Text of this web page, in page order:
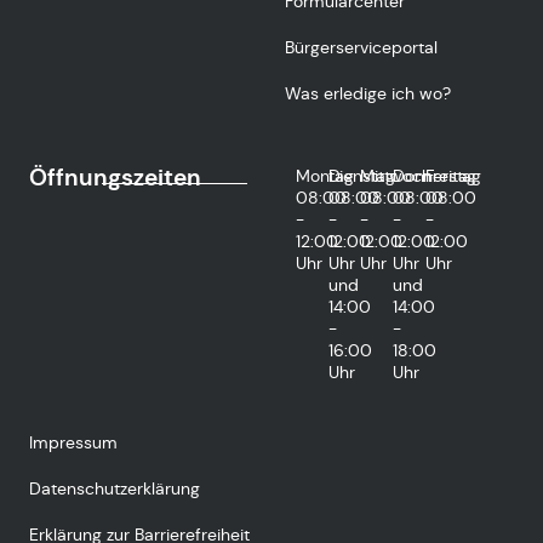
Bürgerserviceportal
Was erledige ich wo?
Öffnungszeiten
Montag
08:00
-
12:00
Uhr
Dienstag
08:00
-
12:00
Uhr
und
14:00
-
16:00
Uhr
Mittwoch
08:00
-
12:00
Uhr
Donnerstag
08:00
-
12:00
Uhr
und
14:00
-
18:00
Uhr
Freitag
08:00
-
12:00
Uhr
Impressum
Datenschutzerklärung
Erklärung zur Barrierefreiheit